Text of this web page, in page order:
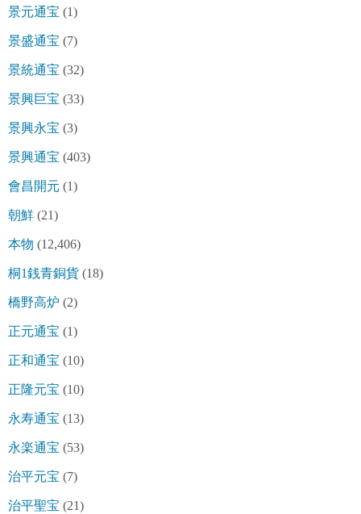
景元通宝 (1)
景盛通宝 (7)
景統通宝 (32)
景興巨宝 (33)
景興永宝 (3)
景興通宝 (403)
會昌開元 (1)
朝鮮 (21)
本物 (12,406)
桐1銭青銅貨 (18)
橋野高炉 (2)
正元通宝 (1)
正和通宝 (10)
正隆元宝 (10)
永寿通宝 (13)
永楽通宝 (53)
治平元宝 (7)
治平聖宝 (21)